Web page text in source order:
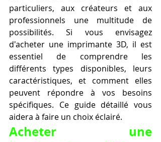
particuliers, aux créateurs et aux
professionnels une multitude de
possibilités. Si vous envisagez
d'acheter une imprimante 3D, il est
essentiel de comprendre les
différents types disponibles, leurs
caractéristiques, et comment elles
peuvent répondre à vos besoins
spécifiques. Ce guide détaillé vous
aidera à faire un choix éclairé.
Acheter une